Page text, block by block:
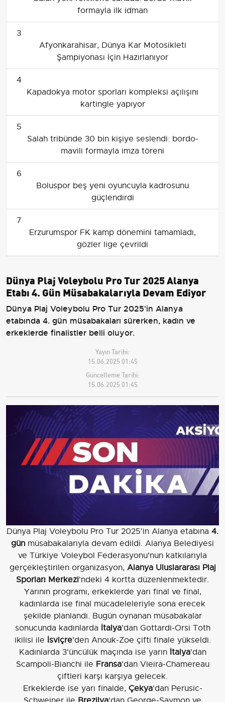
formayla ilk idman
3
Afyonkarahisar, Dünya Kar Motosikleti
Şampiyonası İçin Hazırlanıyor
4
Kapadokya motor sporları kompleksi açılışını
kartingle yapıyor
5
Salah tribünde 30 bin kişiye seslendi: bordo-
mavili formayla imza töreni
6
Boluspor beş yeni oyuncuyla kadrosunu
güçlendirdi
7
Erzurumspor FK kamp dönemini tamamladı,
gözler lige çevrildi
Dünya Plaj Voleybolu Pro Tur 2025 Alanya
Etabı 4. Gün Müsabakalarıyla Devam Ediyor
Dünya Plaj Voleybolu Pro Tur 2025'in Alanya
etabında 4. gün müsabakaları sürerken, kadın ve
erkeklerde finalistler belli oluyor.
Yayın Tarihi:
15.06.2025 01:45
Güncelleme Tarihi:
15.06.2025 01:45
Dünya Plaj Voleybolu Pro Tur 2025'in Alanya etabına 4.
gün müsabakalarıyla devam edildi. Alanya Belediyesi
ve Türkiye Voleybol Federasyonu'nun katkılarıyla
gerçekleştirilen organizasyon, Alanya Uluslararası Plaj
Sporları Merkezi'ndeki 4 kortta düzenlenmektedir.
Yarının programı, erkeklerde yarı final ve final,
kadınlarda ise final mücadeleleriyle sona erecek
şekilde planlandı. Bugün oynanan müsabakalar
sonucunda kadınlarda İtalya'dan Gottardi-Orsi Toth
ikilisi ile İsviçre'den Anouk-Zoe çifti finale yükseldi.
Kadınlarda 3'üncülük maçında ise yarın İtalya'dan
Scampoli-Bianchi ile Fransa'dan Vieira-Chamereau
çiftleri karşı karşıya gelecek.
Erkeklerde ise yarı finalde, Çekya'dan Perusic-